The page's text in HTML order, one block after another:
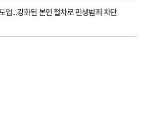
입...강화된 본인 절차로 민생범죄 차단